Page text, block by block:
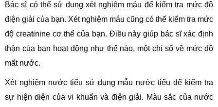
Bác sĩ có thể sử dụng xét nghiệm máu để kiểm tra mức độ
điện giải của bạn. Xét nghiệm máu cũng có thể kiểm tra mức
độ creatinine cơ thể của bạn. Điều này giúp bác sĩ xác định
thận của bạn hoạt động như thế nào, một chỉ số về mức độ
mất nước.
Xét nghiệm nước tiểu sử dụng mẫu nước tiểu để kiểm tra
sự hiện diện của vi khuẩn và điện giải. Màu sắc của nước